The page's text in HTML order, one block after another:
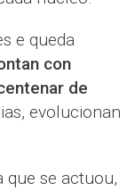
e queda
con
de
evolucionan
que se actuou,